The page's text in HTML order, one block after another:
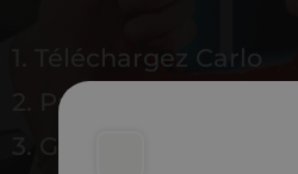
1. Téléchargez Carlo
2. Payez en magasin
3. Gagnez